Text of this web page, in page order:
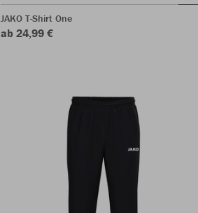
JAKO T-Shirt One
ab 24,99 €